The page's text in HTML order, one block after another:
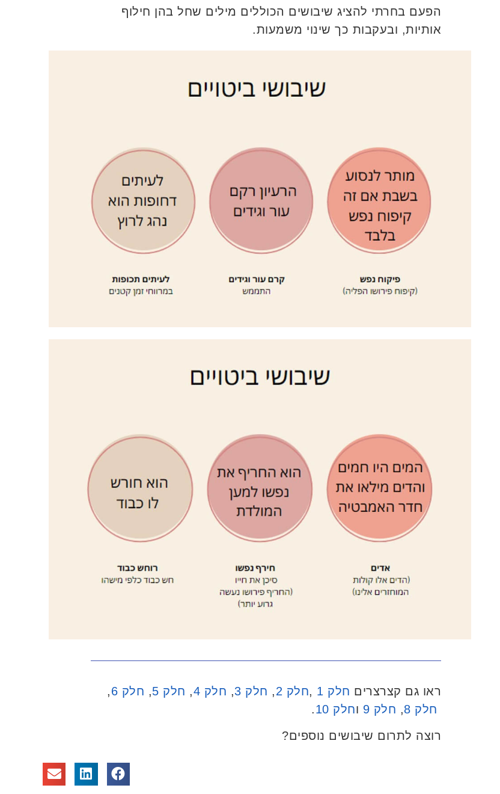
הפעם בחרתי להציג שיבושים הכוללים מילים שחל בהן חילוף
אותיות, ובעקבות כך שינוי משמעות.
ראו גם קצרצרים חלק 1 ,חלק 2 , חלק 3 , חלק 4 , חלק 5 , חלק 6
,
חלק 8
, חלק 9 וחלק 10 .
רוצה לתרום שיבושים נוספים?